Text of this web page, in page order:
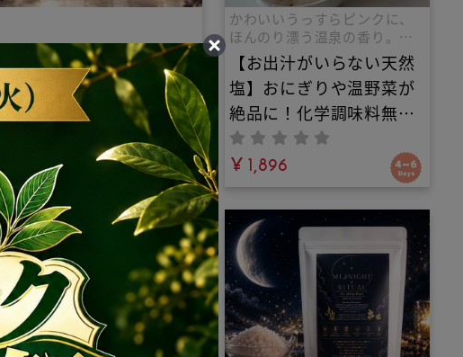
【開運/お清め浄化ミス
ト】SUIORA（スイオ
ラ）7月上旬発送開始！IN
YOUオリジナル｜マイナ
スをプラスに転じエネル
ギーを高めるオーガニッ
クアロマミスト。天然石
と植物の力で空間エネル
ギーを整え、豊かさを呼
び込む無添加ルームフレ
グランス・持ち歩き用お
守りにも！
¥ 4,759
かわいいうっすらピンクに、
ほんのり漂う温泉の香り。太
陽の恵みをたっぷり浴びたチ
ベット高原の「天日湖塩」
に、厳選し海塩・岩塩を調和
させた自然の味覚です。塩だ
けのシンプルな味付けで素材
の味を最大限に引き
【お出汁がいらない天然
塩】おにぎりや温野菜が
絶品に！化学調味料無添
加・チベット産天日湖塩
ベースの極上ブレンド塩
と、五葷不使用・ヴィー
ガン対応の本格薬膳和漢
スパイスソルト。毎日の
食養生や、日常の料理
に。
¥ 1,896
×